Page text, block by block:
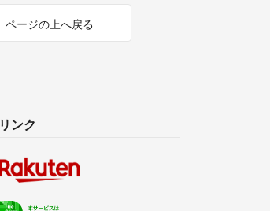
ページの上へ戻る
リンク